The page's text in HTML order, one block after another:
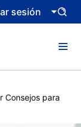
sesión
Consejos para